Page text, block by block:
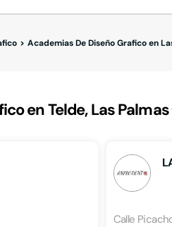
Academias De Diseño Grafico en
en Telde, Las Palmas
Calle